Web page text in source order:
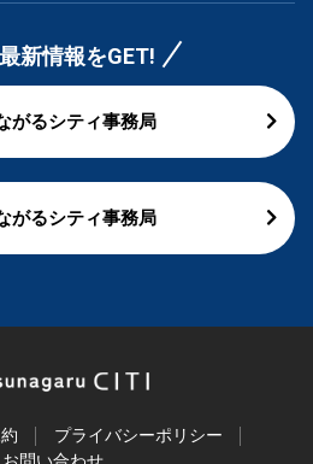
新情報をGET!
がるシティ事務局
がるシティ事務局
プライバシーポリシー